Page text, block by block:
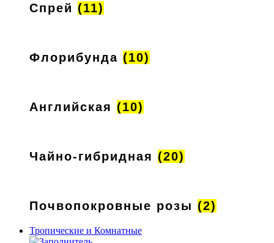
Спрей (11)
Флорибунда (10)
Английская (10)
Чайно-гибридная (20)
Почвопокровные розы (2)
Тропические и Комнатные